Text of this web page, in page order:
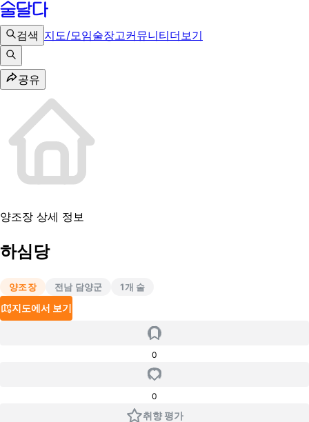
검색 지도/모임술장고커뮤니티더보기
공유
양조장 상세 정보
하심당
양조장 전남 담양군 1개 술
지도에서 보기
0
0
취향 평가